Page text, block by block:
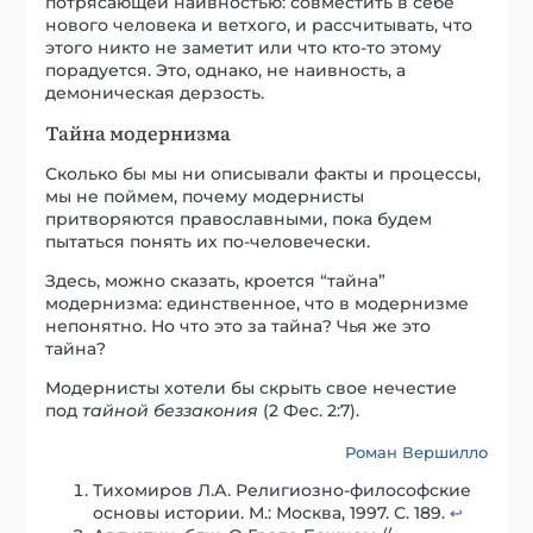
нового человека и ветхого, и рассчитывать, что
этого никто не заметит или что кто-то этому
порадуется. Это, однако, не наивность, а
демоническая дерзость.
Тайна модернизма
Сколько бы мы ни описывали факты и процессы,
мы не поймем, почему модернисты
притворяются православными, пока будем
пытаться понять их по-человечески.
Здесь, можно сказать, кроется “тайна”
модернизма: единственное, что в модернизме
непонятно. Но что это за тайна? Чья же это
тайна?
Модернисты хотели бы скрыть свое нечестие
подтайной беззакония (2 Фес. 2:7).
Роман Вершилло
Тихомиров Л.А. Религиозно-философские
основы истории. М.: Москва, 1997. С. 189.↩︎